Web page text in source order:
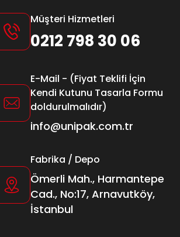
Müşteri Hizmetleri
0212 798 30 06
E-Mail - (Fiyat Teklifi İçin
Kendi Kutunu Tasarla Formu
doldurulmalıdır)
info@unipak.com.tr
Fabrika / Depo
Ömerli Mah., Harmantepe
Cad., No:17, Arnavutköy,
İstanbul